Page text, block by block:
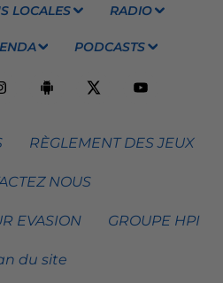
LOCALES RADIO
PODCASTS
RÈGLEMENT DES JEUX
NOUS
EVASION GROUPE HPI
du site